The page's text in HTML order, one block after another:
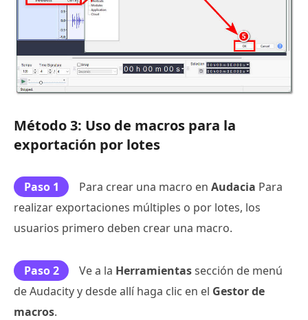
Método 3: Uso de macros para la
exportación por lotes
Paso 1 Para crear una macro en Audacia Para
realizar exportaciones múltiples o por lotes, los
usuarios primero deben crear una macro.
Paso 2 Ve a la Herramientassección de menú
de Audacity y desde allí haga clic en el Gestor de
macros.